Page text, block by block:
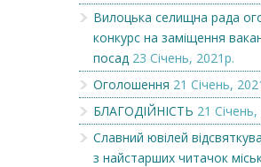
Вилоцька селищна рада
конкурс на заміщення
посад 23 Січень, 2021р.
Оголошення 21 Січень,
БЛАГОДІЙНІСТЬ 21
Славний ювілей
з найстарших читачок